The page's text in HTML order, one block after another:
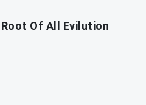
Of All Evilution